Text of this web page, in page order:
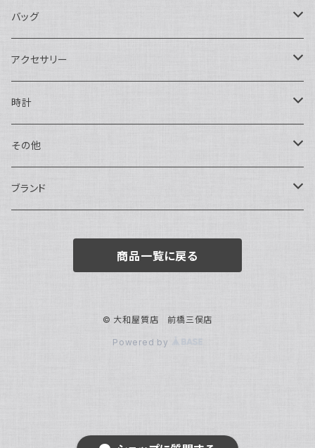
長財布
二つ折り
バッグ
ショルダーバッグ・ボディバッグ
ハンドバッグ・ポーチ
トートバッグ
バックパック・リュックサック
ボストンバッグ
アクセサリー
ネックレス
指輪
ピアス・イヤリング
チャーム・キーホルダー
時計
アナログ・機械式
アナログ・クォーツ
その他
ペン・万年筆
ブランド
BOTTEGA VENETA
商品一覧に戻る
© 大和屋質店 前橋三俣店
Powered by